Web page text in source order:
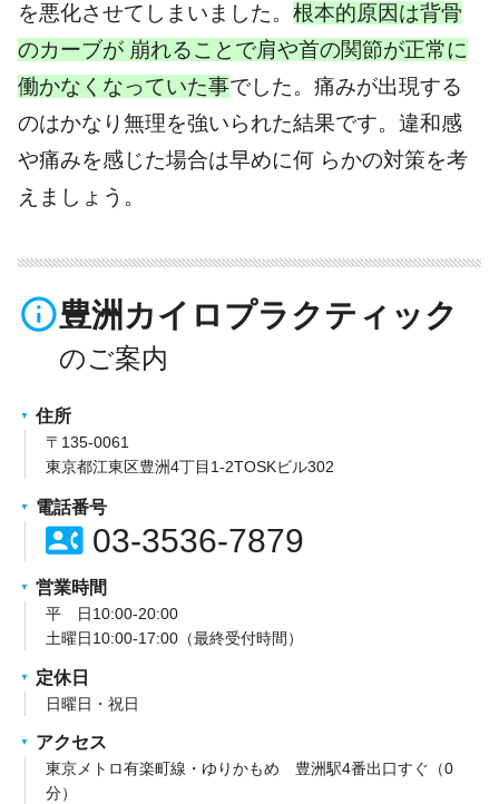
を悪化させてしまいました。 根本的原因は背骨
のカーブが 崩れることで肩や首の関節が正常に
働かなくなっていた事でした。痛みが出現する
のはかなり無理を強いられた結果です。違和感
や痛みを感じた場合は早めに何 らかの対策を考
えましょう。
info_outline豊洲カイロプラクティック
住所
〒135-0061
東京都江東区豊洲4丁目1-2TOSKビル302
電話番号
contact_phone03-3536-7879
営業時間
平 日10:00-20:00
土曜日10:00-17:00（最終受付時間）
定休日
日曜日・祝日
アクセス
東京メトロ有楽町線・ゆりかもめ 豊洲駅4番出口すぐ（0
分）